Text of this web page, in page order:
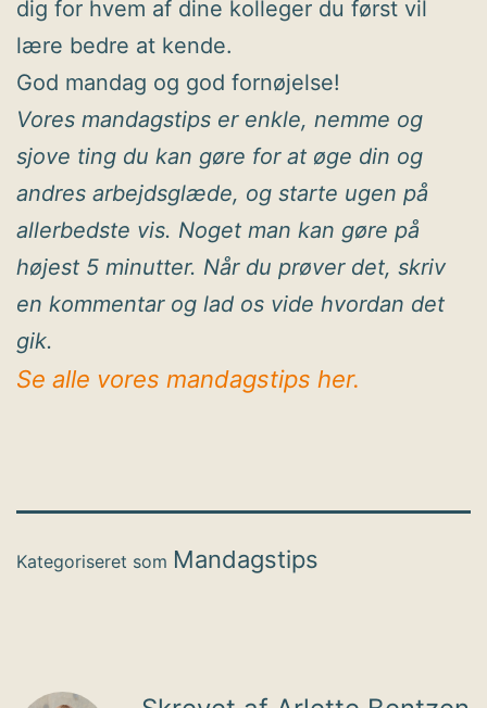
dig for hvem af dine kolleger du først vil
lære bedre at kende.
God mandag og god fornøjelse!
Vores mandagstips er enkle, nemme og
sjove ting du kan gøre for at øge din og
andres arbejdsglæde, og starte ugen på
allerbedste vis. Noget man kan gøre på
højest 5 minutter. Når du prøver det, skriv
en kommentar og lad os vide hvordan det
gik.
Se alle vores mandagstips her.
Kategoriseret som Mandagstips